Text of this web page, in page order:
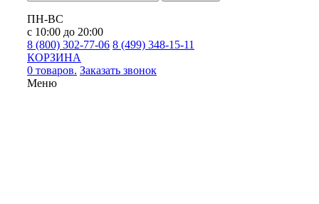
ПН-ВС
с 10:00 до 20:00
8 (800) 302-77-06 8 (499) 348-15-11
КОРЗИНА
0 товаров. Заказать звонок
Меню